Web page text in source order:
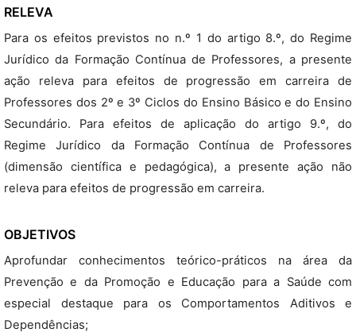
RELEVA
Para os efeitos previstos no n.º 1 do artigo 8.º, do Regime
Jurídico da Formação Contínua de Professores, a presente
ação releva para efeitos de progressão em carreira de
Professores dos 2º e 3º Ciclos do Ensino Básico e do Ensino
Secundário. Para efeitos de aplicação do artigo 9.º, do
Regime Jurídico da Formação Contínua de Professores
(dimensão científica e pedagógica), a presente ação não
releva para efeitos de progressão em carreira.
OBJETIVOS
Aprofundar conhecimentos teórico-práticos na área da
Prevenção e da Promoção e Educação para a Saúde com
especial destaque para os Comportamentos Aditivos e
Dependências;